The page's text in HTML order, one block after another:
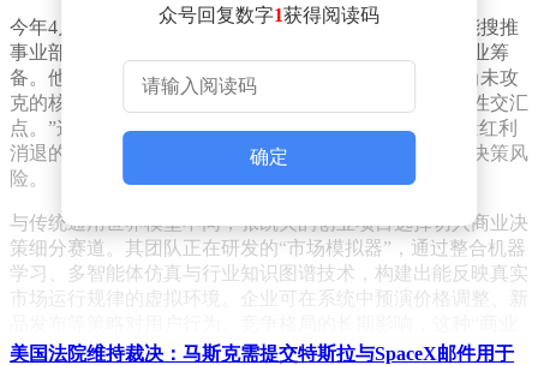
今年4月的组织架构调整为这次转型埋下伏笔。随着智能搜推
事业部拆分并入ATH事业群，张凯夫开始将精力转向创业筹
备。他在社交平台发文称：“市场行为的预测是AI领域尚未攻
克的核心命题，当前的技术演进与商业需求形成了历史性交汇
点。”这种判断源于其对电商生态的深刻洞察——在流量红利
消退的背景下，企业亟需通过精准模拟市场反应来降低决策风
险。
与传统通用世界模型不同，张凯夫的创业项目选择切入商业决
策细分赛道。其团队正在研发的“市场模拟器”，通过整合机器
学习、多智能体仿真与行业知识图谱技术，构建出能反映真实
市场运行规律的虚拟环境。企业可在系统中预演价格调整、新
风洞”模式直击传统决策依赖经验判断的痛点。
众号回复数字1获得阅读码
确定
美国法院维持裁决：马斯克需提交特斯拉与SpaceX邮件用于